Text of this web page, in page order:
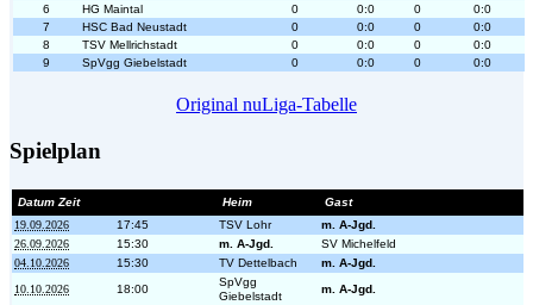
6
HG Maintal 0 0:0 0
0:0
7
HSC Bad Neustadt 0 0:0 0
0:0
8
TSV Mellrichstadt 0 0:0 0
0:0
9
SpVgg Giebelstadt 0 0:0 0 0:0
Original nuLiga-Tabelle
Spielplan
Datum Zeit Heim
Gast
19.09.2026
17:45 TSV Lohr
m. A-Jgd.
26.09.2026
15:30 m. A-Jgd.
SV Michelfeld
04.10.2026
15:30 TV Dettelbach
m. A-Jgd.
10.10.2026
18:00
SpVgg
Giebelstadt
m. A-Jgd.